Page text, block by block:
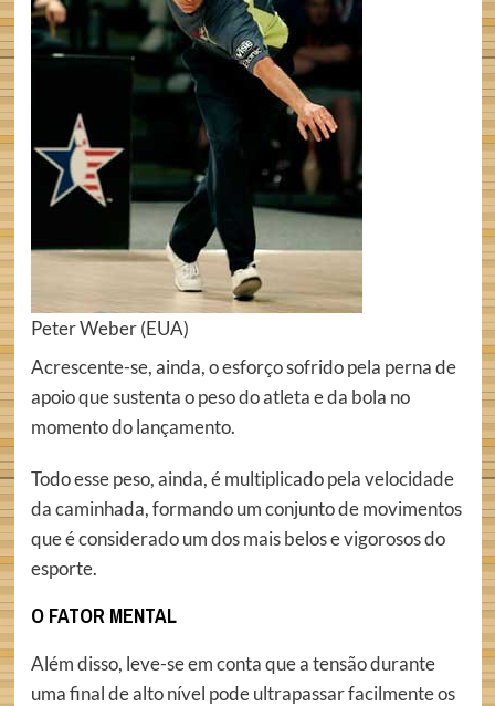
Peter Weber (EUA)
Acrescente-se, ainda, o esforço sofrido pela perna de
apoio que sustenta o peso do atleta e da bola no
momento do lançamento.
Todo esse peso, ainda, é multiplicado pela velocidade
da caminhada, formando um conjunto de movimentos
que é considerado um dos mais belos e vigorosos do
esporte.
O FATOR MENTAL
Além disso, leve-se em conta que a tensão durante
uma final de alto nível pode ultrapassar facilmente os